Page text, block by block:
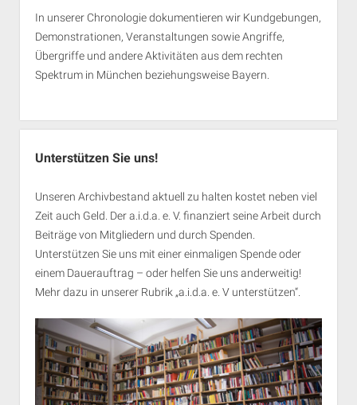
In unserer Chronologie dokumentieren wir Kundgebungen,
Demonstrationen, Veranstaltungen sowie Angriffe,
Übergriffe und andere Aktivitäten aus dem rechten
Spektrum in München beziehungsweise Bayern.
Unterstützen Sie uns!
Unseren Archivbestand aktuell zu halten kostet neben viel
Zeit auch Geld. Der a.i.d.a. e. V. finanziert seine Arbeit durch
Beiträge von Mitgliedern und durch Spenden.
Unterstützen Sie uns mit einer einmaligen Spende oder
einem Dauerauftrag – oder helfen Sie uns anderweitig!
Mehr dazu in unserer Rubrik „a.i.d.a. e. V unterstützen“.